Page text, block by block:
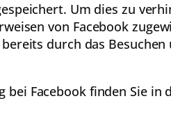
Um dies zu
von Facebook
durch das
Facebook finden Sie